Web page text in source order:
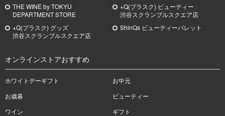
THE WINE by TOKYU
DEPARTMENT STORE
+Q(プラスク) ビューティー
渋谷スクランブルスクエア店
+Q(プラスク) グッズ
渋谷スクランブルスクエア店
ShinQs ビューティーパレット
オンラインストアおすすめ
ホワイトデーギフト
お中元
お歳暮
ビューティー
ワイン
ギフト